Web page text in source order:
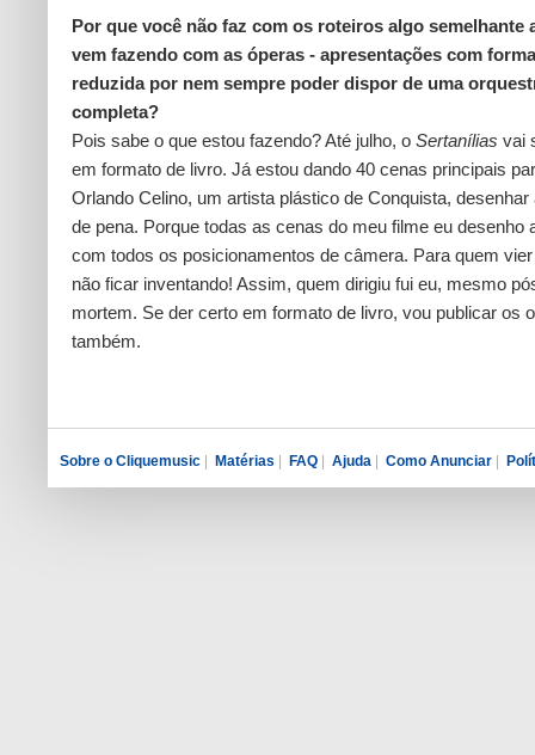
Por que você não faz com os roteiros algo semelhante
vem fazendo com as óperas - apresentações com
reduzida por nem sempre poder dispor de uma
completa?
Pois sabe o que estou fazendo? Até julho, o Sertanílias vai
em formato de livro. Já estou dando 40 cenas principais
Orlando Celino, um artista plástico de Conquista, desenhar
de pena. Porque todas as cenas do meu filme eu desenho
com todos os posicionamentos de câmera. Para quem
não ficar inventando! Assim, quem dirigiu fui eu, mesmo
mortem. Se der certo em formato de livro, vou publicar os
também.
Sobre o Cliquemusic Matérias FAQ Ajuda Como Anunciar